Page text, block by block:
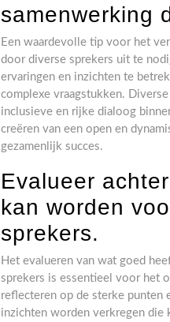
samenwerking
Een waardevolle tip voor het
door diverse sprekers uit te
ervaringen en inzichten te
complexe vraagstukken.
inclusieve en rijke dialoog
creëren van een open en
gezamenlijk succes.
Evalueer
kan worden
sprekers.
Het evalueren van wat goed
sprekers is essentieel voor het
reflecteren op de sterke punten
inzichten worden verkregen die